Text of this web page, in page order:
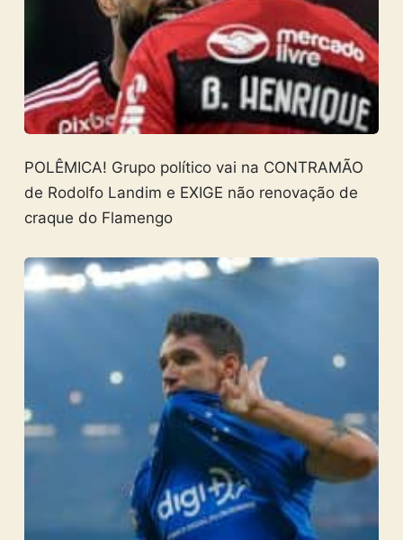
POLÊMICA! Grupo político vai na CONTRAMÃO
de Rodolfo Landim e EXIGE não renovação de
craque do Flamengo